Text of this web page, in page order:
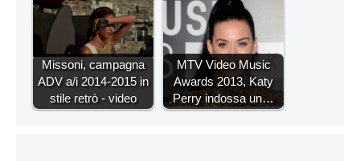
Missoni, campagna
ADV a/i 2014-2015 in
stile retrò - video
MTV Video Music
Awards 2013, Katy
Perry indossa un…